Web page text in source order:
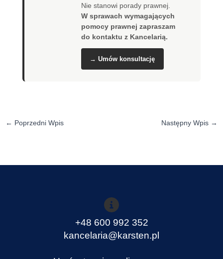
Nie stanowi porady prawnej.
W sprawach wymagających
pomocy prawnej zapraszam
do kontaktu z Kancelarią.
→ Umów konsultację
← Poprzedni Wpis Następny Wpis →
+48 600 992 352
kancelaria@karsten.pl